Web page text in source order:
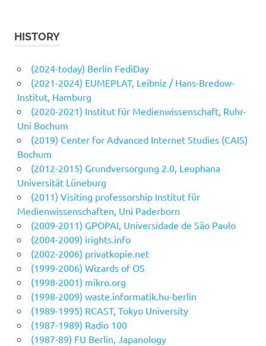
HISTORY
(2024-today) Berlin FediDay
(2021-2024) EUMEPLAT, Leibniz / Hans-Bredow-
Institut, Hamburg
(2020-2021) Institut für Medienwissenschaft, Ruhr-
Uni Bochum
(2019) Center for Advanced Internet Studies (CAIS)
Bochum
(2012-2015) Grundversorgung 2.0, Leuphana
Universität Lüneburg
(2011) Visiting professorship Institut für
Medienwissenschaften, Uni Paderborn
(2009-2011) GPOPAI, Universidade de São Paulo
(2004-2009) irights.info
(2002-2006) privatkopie.net
(1999-2006) Wizards of OS
(1998-2001) mikro.org
(1998-2009) waste.informatik.hu-berlin
(1989-1995) RCAST, Tokyo University
(1987-1989) Radio 100
(1987-89) FU Berlin, Japanology